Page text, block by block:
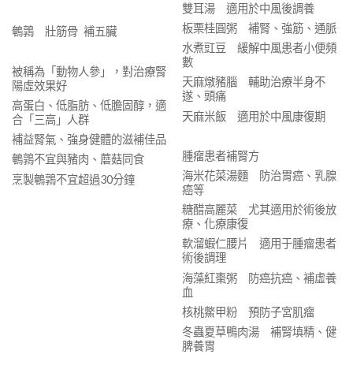
鵪鶉 壯筋骨 補五臟
被稱為「動物人參」，對治療腎
陽虛效果好
高蛋白、低脂肪、低膽固醇，適
合「三高」人群
補益腎氣、強身健體的滋補佳品
鵪鶉不宜與豬肉、蘑菇同食
烹製鵪鶉不宜超過30分鐘
雙耳湯 適用於中風後調養
板栗桂圓粥 補腎、強筋、通脈
水煮豇豆 緩解中風患者小便頻
數
天麻燉豬腦 輔助治療半身不
遂、頭痛
天麻米飯 適用於中風康復期
腫瘤患者補腎方
海米花菜湯麵 防治胃癌、乳腺
癌等
糖醋高麗菜 尤其適用於術後放
療、化療康復
軟溜蝦仁腰片 適用于腫瘤患者
術後調理
海藻紅棗粥 防癌抗癌、補虛養
血
核桃鱉甲粉 預防子宮肌瘤
冬蟲夏草鴨肉湯 補腎填精、健
脾養胃